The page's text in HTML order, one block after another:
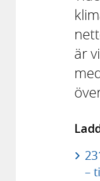
är
–